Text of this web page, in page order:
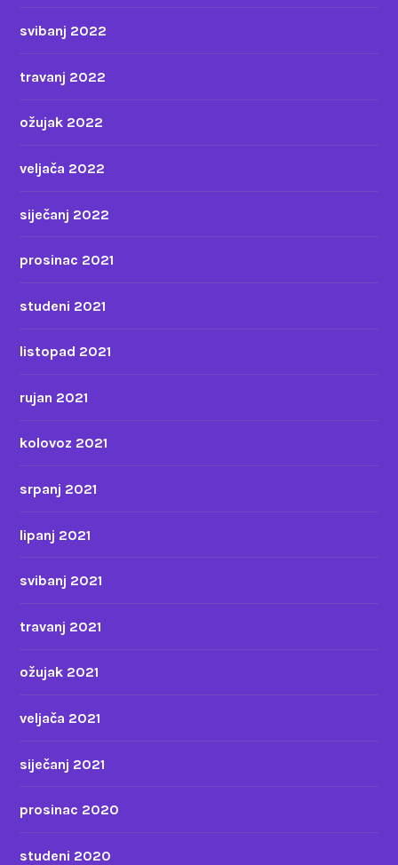
svibanj 2022
travanj 2022
ožujak 2022
veljača 2022
siječanj 2022
prosinac 2021
studeni 2021
listopad 2021
rujan 2021
kolovoz 2021
srpanj 2021
lipanj 2021
svibanj 2021
travanj 2021
ožujak 2021
veljača 2021
siječanj 2021
prosinac 2020
studeni 2020